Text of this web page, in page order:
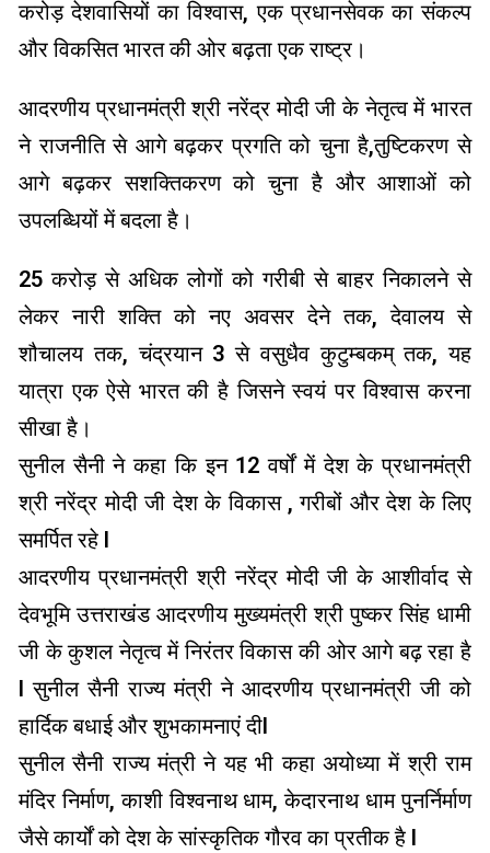
करोड़ देशवासियों का विश्वास, एक प्रधानसेवक का संकल्प
और विकसित भारत की ओर बढ़ता एक राष्ट्र।
आदरणीय प्रधानमंत्री श्री नरेंद्र मोदी जी के नेतृत्व में भारत
ने राजनीति से आगे बढ़कर प्रगति को चुना है,तुष्टिकरण से
आगे बढ़कर सशक्तिकरण को चुना है और आशाओं को
उपलब्धियों में बदला है।
25 करोड़ से अधिक लोगों को गरीबी से बाहर निकालने से
लेकर नारी शक्ति को नए अवसर देने तक, देवालय से
शौचालय तक, चंद्रयान 3 से वसुधैव कुटुम्बकम् तक, यह
यात्रा एक ऐसे भारत की है जिसने स्वयं पर विश्वास करना
सीखा है।
सुनील सैनी ने कहा कि इन 12 वर्षों में देश के प्रधानमंत्री
श्री नरेंद्र मोदी जी देश के विकास , गरीबों और देश के लिए
समर्पित रहे l
आदरणीय प्रधानमंत्री श्री नरेंद्र मोदी जी के आशीर्वाद से
देवभूमि उत्तराखंड आदरणीय मुख्यमंत्री श्री पुष्कर सिंह धामी
जी के कुशल नेतृत्व में निरंतर विकास की ओर आगे बढ़ रहा है
l सुनील सैनी राज्य मंत्री ने आदरणीय प्रधानमंत्री जी को
हार्दिक बधाई और शुभकामनाएं दीl
सुनील सैनी राज्य मंत्री ने यह भी कहा अयोध्या में श्री राम
मंदिर निर्माण, काशी विश्वनाथ धाम, केदारनाथ धाम पुनर्निर्माण
जैसे कार्यों को देश के सांस्कृतिक गौरव का प्रतीक है l